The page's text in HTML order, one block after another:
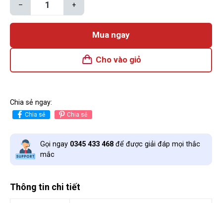
– +
Mua ngay
Cho vào giỏ
Chia sẻ ngay:
Chia sẻ Chia sẻ
Gọi ngay 0345 433 468 để được giải đáp mọi thắc
mắc
Thông tin chi tiết